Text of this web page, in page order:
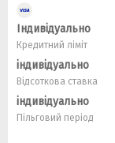
Індивідуально
Кредитний ліміт
індивідуально
Відсоткова ставка
індивідуально
Пільговий період